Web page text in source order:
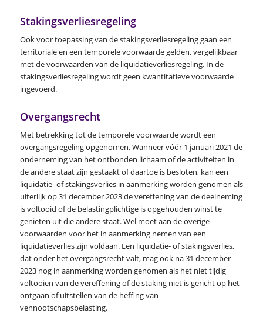
Stakingsverliesregeling
Ook voor toepassing van de stakingsverliesregeling gaan een
territoriale en een temporele voorwaarde gelden, vergelijkbaar
met de voorwaarden van de liquidatieverliesregeling. In de
stakingsverliesregeling wordt geen kwantitatieve voorwaarde
ingevoerd.
Overgangsrecht
Met betrekking tot de temporele voorwaarde wordt een
overgangsregeling opgenomen. Wanneer vóór 1 januari 2021 de
onderneming van het ontbonden lichaam of de activiteiten in
de andere staat zijn gestaakt of daartoe is besloten, kan een
liquidatie- of stakingsverlies in aanmerking worden genomen als
uiterlijk op 31 december 2023 de vereffening van de deelneming
is voltooid of de belastingplichtige is opgehouden winst te
genieten uit die andere staat. Wel moet aan de overige
voorwaarden voor het in aanmerking nemen van een
liquidatieverlies zijn voldaan. Een liquidatie- of stakingsverlies,
dat onder het overgangsrecht valt, mag ook na 31 december
2023 nog in aanmerking worden genomen als het niet tijdig
voltooien van de vereffening of de staking niet is gericht op het
ontgaan of uitstellen van de heffing van
vennootschapsbelasting.